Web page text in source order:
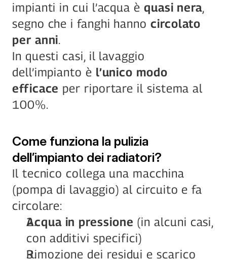
impianti in cui l’acqua è quasi nera,
segno che i fanghi hanno circolato
per anni.
In questi casi, il lavaggio
dell’impianto è l’unico modo
efficace per riportare il sistema al
100%.
Come funziona la pulizia
dell’impianto dei radiatori?
Il tecnico collega una macchina
(pompa di lavaggio) al circuito e fa
circolare:
Acqua in pressione (in alcuni casi,
con additivi specifici)
Rimozione dei residui e scarico